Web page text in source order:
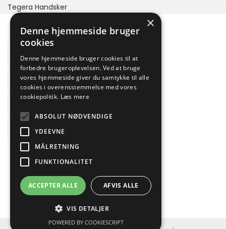
Tegera Handsker
Beskrivelse
Yderligere information
Brand
Reviews
×
Denne hjemmeside bruger
cookies
Denne hjemmeside bruger cookies til at
forbedre brugeroplevelsen. Ved at bruge
vores hjemmeside giver du samtykke til alle
cookies i overensstemmelse med vores
cookiepolitik. Læs mere
ABSOLUT NØDVENDIGE
YDEEVNE
MÅLRETNING
FUNKTIONALITET
ACCEPTER ALLE AFVIS ALLE
VIS DETALJER
POWERED BY COOKIESCRIPT